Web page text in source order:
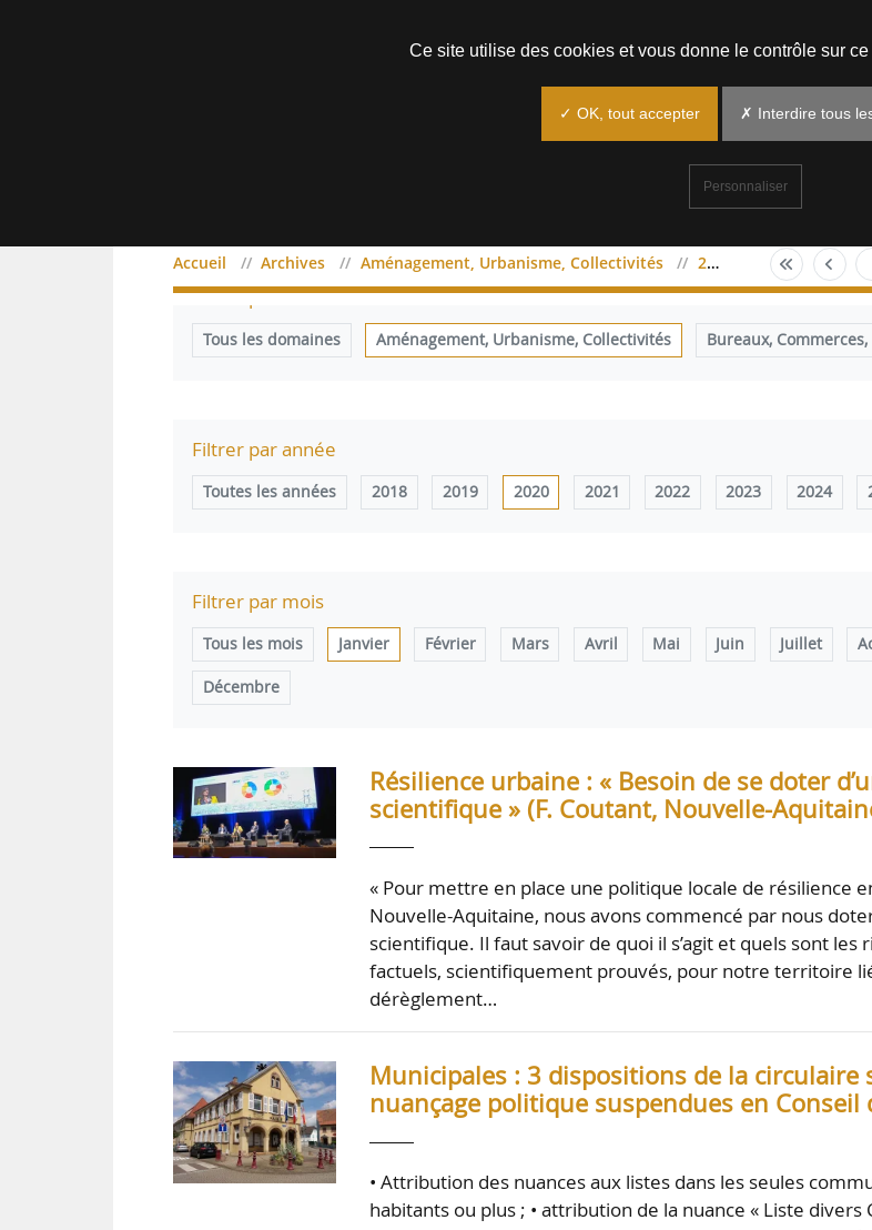
Accueil Archives Aménagement, Urbanisme, Collectivités 2020 janvier
Filtrer par domaine
Tous les domaines Aménagement, Urbanisme, Collectivités Bureaux,
Filtrer par année
Toutes les années 2018 2019 2020 2021 2022 2023 2024
Filtrer par mois
Tous les mois Janvier Février Mars Avril Mai Juin Juillet
Décembre
Résilience urbaine : « Besoin de se doter
scientifique » (F. Coutant, Nouvelle-
« Pour mettre en place une politique locale de résilience
Nouvelle-Aquitaine, nous avons commencé par nous
scientifique. Il faut savoir de quoi il s’agit et quels sont les
factuels, scientifiquement prouvés, pour notre territoire
dérèglement…
Municipales : 3 dispositions de la circulaire
nuançage politique suspendues en Conseil
• Attribution des nuances aux listes dans les seules
habitants ou plus ; • attribution de la nuance « Liste divers
Ce site utilise des cookies et vous donne le contrôle sur
✓ OK, tout accepter ✗ Interdire tous
Personnaliser